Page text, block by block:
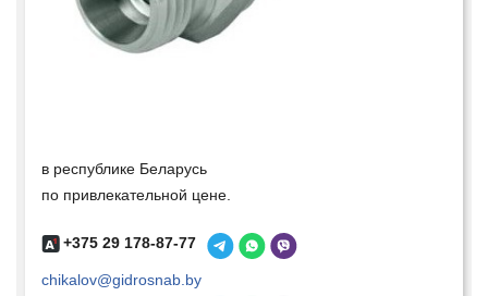
в республике Беларусь
по привлекательной цене.
+375 29 178-87-77
chikalov@gidrosnab.by